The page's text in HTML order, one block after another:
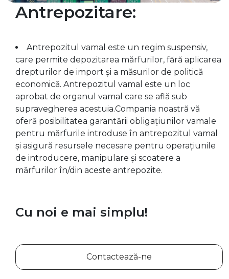
Antrepozitare:
Antrepozitul vamal este un regim suspensiv,
care permite depozitarea mărfurilor, fără aplicarea
drepturilor de import şi a măsurilor de politică
economică. Antrepozitul vamal este un loc
aprobat de organul vamal care se află sub
supravegherea acestuia.Compania noastră vă
oferă posibilitatea garantării obligațiunilor vamale
pentru mărfurile introduse în antrepozitul vamal
și asigură resursele necesare pentru operațiunile
de introducere, manipulare și scoatere a
mărfurilor în/din aceste antrepozite.
Cu noi e mai simplu!
Contactează-ne